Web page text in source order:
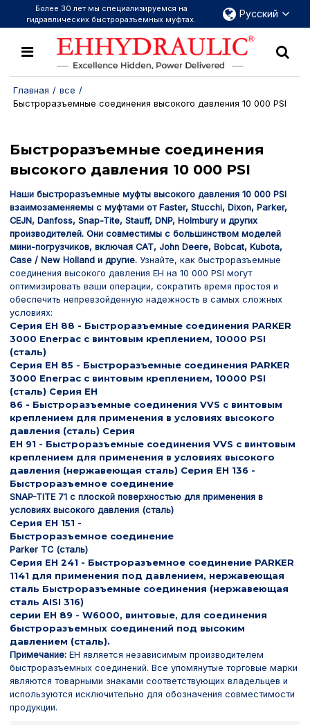
Более 30 лет мы специализируемся на
гидравлических быстроразъемных муфтах.
Русский
Главная / все /
Быстроразъемные соединения высокого давления 10 000 PSI
Быстроразъемные соединения
высокого давления 10 000 PSI
Наши быстроразъемные муфты высокого давления 10 000 PSI
взаимозаменяемы с муфтами от Faster, Stucchi, Dixon, Parker,
CEJN, Danfoss, Snap-Tite, Stauff, DNP, Holmbury и других
производителей. Они совместимы с большинством моделей
мини-погрузчиков, включая CAT, John Deere, Bobcat, Kubota,
Case / New Holland и другие. Узнайте, как быстроразъемные
соединения высокого давления EH на 10 000 PSI могут
оптимизировать ваши операции, сократить время простоя и
обеспечить непревзойденную надежность в самых сложных
условиях:
Серия EH 88 - Быстроразъемные соединения PARKER
3000 Enerpac с винтовым креплением, 10000 PSI
(сталь)
Серия EH 85 - Быстроразъемные соединения PARKER
3000 Enerpac с винтовым креплением, 10000 PSI
(сталь) Серия EH
86 - Быстроразъемные соединения VVS с винтовым
креплением для применения в условиях высокого
давления (сталь) Серия
EH 91 - Быстроразъемные соединения VVS с винтовым
креплением для применения в условиях высокого
давления (нержавеющая сталь) Серия EH 136 -
Быстроразъемное соединение
SNAP-TITE 71 с плоской поверхностью для применения в
условиях высокого давления (сталь)
Серия EH 151 -
Быстроразъемное соединение
Parker TC (сталь)
Серия EH 241 - Быстроразъемное соединение PARKER
1141 для применения под давлением, нержавеющая
сталь Быстроразъемные соединения (нержавеющая
сталь AISI 316)
серии EH 89 - W6000, винтовые, для соединения
быстроразъемных соединений под высоким
давлением (сталь).
Примечание: EH является независимым производителем
быстроразъемных соединений. Все упомянутые торговые марки
являются товарными знаками соответствующих владельцев и
используются исключительно для обозначения совместимости
продукции.